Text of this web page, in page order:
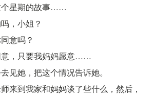
个星期的故事……
，小姐？
意吗？
，只要我妈妈愿意……
她，把这个情况告诉她。
来到我家和妈妈谈了些什么，然后，